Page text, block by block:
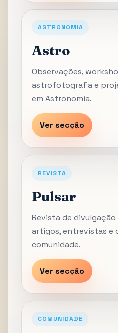
ASTRONOMIA
Astro
Observações,
astrofotografia e
em Astronomia.
Ver secção
REVISTA
Pulsar
Revista de
artigos, entrevistas e
comunidade.
Ver secção
COMUNIDADE